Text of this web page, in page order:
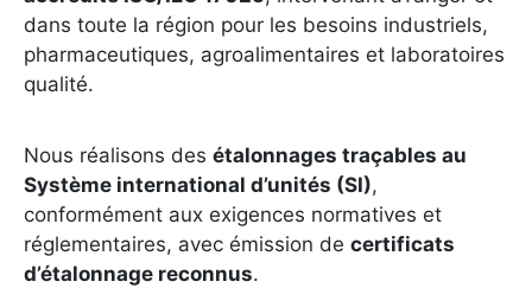
dans toute la région pour les besoins industriels,
pharmaceutiques, agroalimentaires et laboratoires
qualité.
Nous réalisons des étalonnages traçables au
Système international d’unités (SI),
conformément aux exigences normatives et
réglementaires, avec émission de certificats
d’étalonnage reconnus.